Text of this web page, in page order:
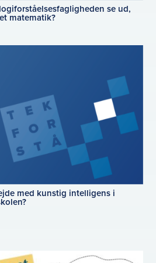
se ud,
matematik?
med kunstig intelligens i